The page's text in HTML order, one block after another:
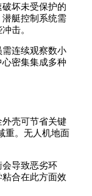
坏未受保护的
艇控制系统需
击。
连续观察数小
密集集成多种
壳可节省关键
重。无人机地面
导致恶劣环
合在此方面效